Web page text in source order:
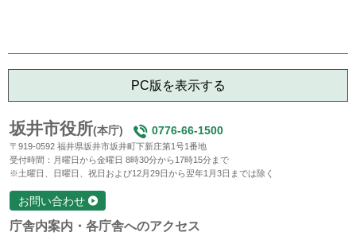
PC版を表示する
坂井市役所(本庁) 0776-66-1500
〒919-0592 福井県坂井市坂井町下新庄第1号1番地
受付時間：月曜日から金曜日 8時30分から17時15分まで
※土曜日、日曜日、祝日および12月29日から翌年1月3日までは除く
お問い合わせ
庁舎内案内・各庁舎へのアクセス